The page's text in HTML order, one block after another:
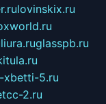
lovinskix.ru
liura.ruglasspb.ru
xbetti-5.ru
2.ru